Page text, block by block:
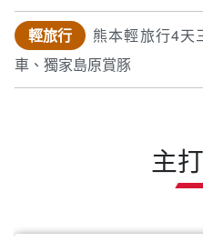
輕旅行
熊本輕旅行4天
車、獨家島原賞豚
主